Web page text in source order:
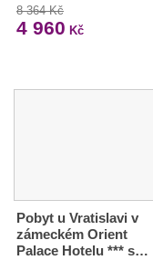
8 364 Kč
4 960 Kč
Pobyt u Vratislavi v
zámeckém Orient
Palace Hotelu *** s…